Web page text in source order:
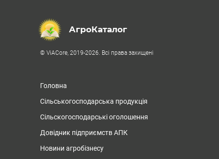
АгроКаталог
© ViACore, 2019-2026. Всі права захищені
Головна
Сільськогосподарська продукція
Сільскогосподарські оголошення
Довідник підприємств АПК
Новини агробізнесу